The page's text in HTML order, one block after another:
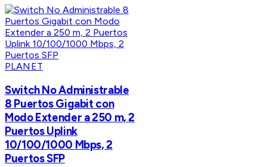
PLANET
Switch No Administrable
8 Puertos Gigabit con
Modo Extender a 250 m, 2
Puertos Uplink
10/100/1000 Mbps, 2
Puertos SFP